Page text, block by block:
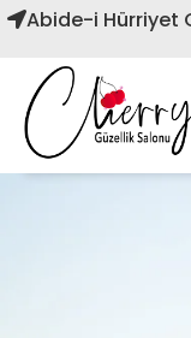
Abide-i Hürriyet